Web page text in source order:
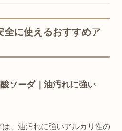
全に使えるおすすめア
ソーダ｜油汚れに強い
、油汚れに強いアルカリ性の